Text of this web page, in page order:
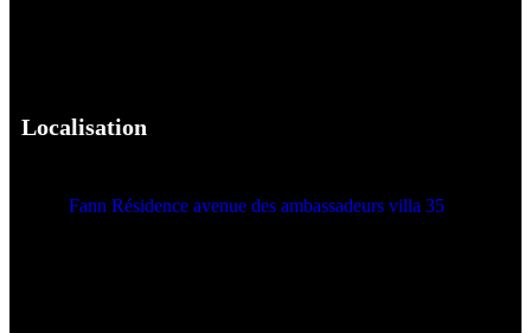
Localisation
Fann Résidence avenue des ambassadeurs villa 35